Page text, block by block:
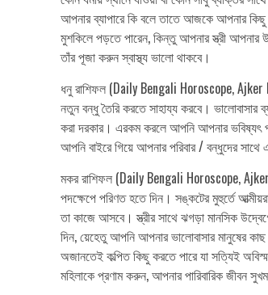
আপনার ব্যাপারে কি বলে তাতে আজকে আপনার
মুশকিলে পড়তে পারেন, কিন্তু আপনার স্ত্রী
তাঁর পূজা করুন স্বাস্থ্য ভালো থাকবে।
ধনু রাশিফল (Daily Bengali Horoscope, Ajker
নতুন বন্ধু তৈরি করতে সাহায্য করবে।
করা দরকার। এরকম করলে আপনি আপনার ভবিষ্যৎ
আপনি বাইরে গিয়ে আপনার পরিবার / বন্ধুদের
মকর রাশিফল (Daily Bengali Horoscope,
পদক্ষেপে পরিণত হতে দিন। সঙ্কটের মুহুর্তে
তা কাজে আসবে। স্ত্রীর সাথে ঝগড়া মানসিক
দিন, য়েহেতু আপনি আপনার ভালোবাসার মানুষের
অজানতেই কল্পিত কিছু করতে পারে যা সত্যিই
মহিলাকে প্রণাম করুন, আপনার পারিবারিক জীবন